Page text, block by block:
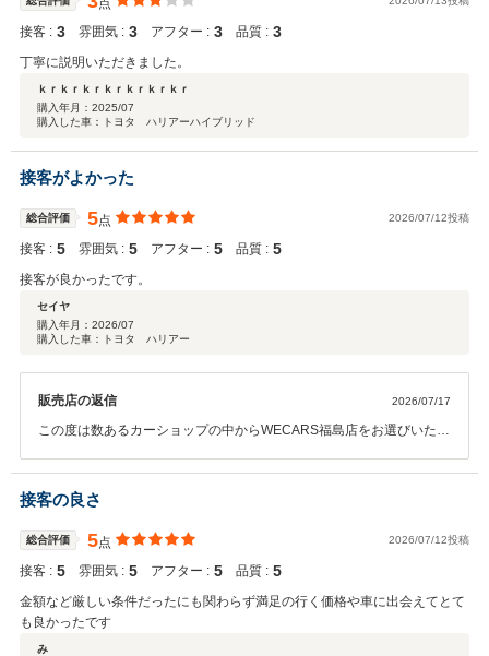
点
接客 : 3 雰囲気 : 3 アフター : 3 品質 : 3
丁寧に説明いただきました。
ｋｒｋｒｋｒｋｒｋｒｋｒｋｒ
購入年月： 2025/07
購入した車：トヨタ ハリアーハイブリッド
接客がよかった
総合評価 5点 2026/07/12投稿
接客 : 5 雰囲気 : 5 アフター : 5 品質 : 5
接客が良かったです。
セイヤ
購入年月： 2026/07
購入した車：トヨタ ハリアー
販売店の返信 2026/07/17
この度は数あるカーショップの中からWECARS福島店をお選びいただ
ご投稿いただき、スタッフ一同心より感謝申し上げます。 当店では、
お車をご購入いただいた後も安心して長くお乗りいただけるよう、ア
ンスや点検などにつきましても、ぜひお気軽にご相談・ご利用くださ
い。 これからもお客様にご満足いただけるサービスをご提供できるよ
うに努めてまいります。今後ともWECARS福島店をよろしくお願い致
します。
接客の良さ
総合評価 5点 2026/07/12投稿
接客 : 5 雰囲気 : 5 アフター : 5 品質 : 5
金額など厳しい条件だったにも関わらず満足の行く価格や車に出会えてとて
も良かったです
み